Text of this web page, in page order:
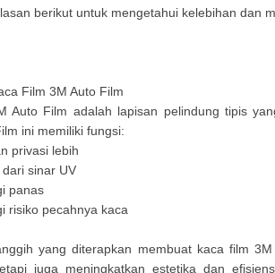
berikut untuk mengetahui kelebihan dan
Film 3M Auto Film
Auto Film adalah lapisan pelindung tipis
ini memiliki fungsi:
privasi lebih
sinar UV
panas
risiko pecahnya kaca
yang diterapkan membuat kaca film
juga meningkatkan estetika dan